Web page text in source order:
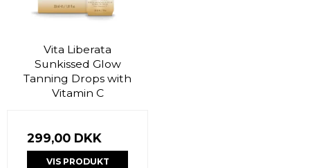
Vita Liberata
Sunkissed Glow
Tanning Drops with
Vitamin C
299,00 DKK
VIS PRODUKT